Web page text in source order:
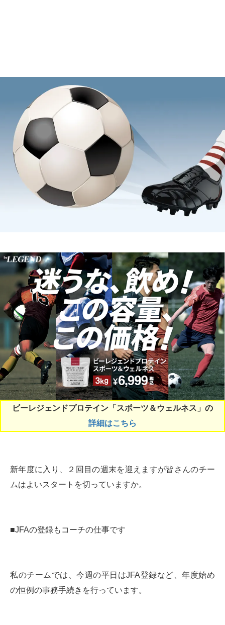
ビーレジェンドプロテイン「スポーツ＆ウェルネス」の
詳細はこちら
新年度に入り、２回目の週末を迎えますが皆さんのチー
ムはよいスタートを切っていますか。
■JFAの登録もコーチの仕事です
私のチームでは、今週の平日はJFA登録など、年度始め
の恒例の事務手続きを行っています。